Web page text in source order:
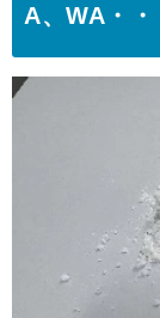
A、WA・